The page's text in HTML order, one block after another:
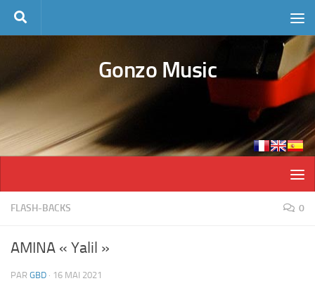
Skip to content
Gonzo Music
FLASH-BACKS 0
AMINA « Yalil »
PAR GBD · 16 MAI 2021